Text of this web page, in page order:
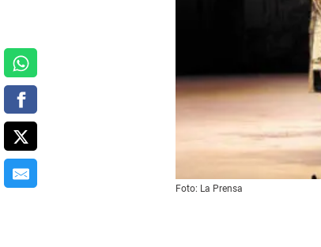
Foto: La Prensa